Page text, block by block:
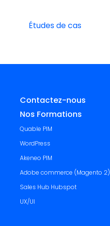
Études de cas
Contactez-nous
Nos Formations
Quable PIM
WordPress
Akeneo PIM
Adobe commerce (Magento 2)
Sales Hub Hubspot
UX/UI